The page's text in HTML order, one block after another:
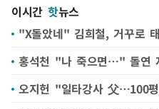
이시간 핫뉴스
"X돌았네" 김희철, 거꾸로
홍석천 "나 죽으면…" 돌연
오지헌 "일타강사 父…100